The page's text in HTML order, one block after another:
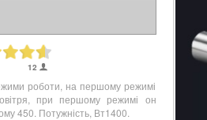
12
роботи, на першому режимі
при першому режимі он
450. Потужність, Вт1400.